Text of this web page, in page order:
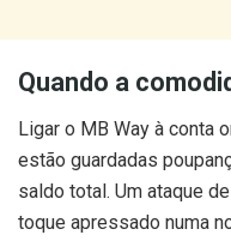
Quando a
Ligar o MB Way à conta
estão guardadas
saldo total. Um ataque
toque apressado numa